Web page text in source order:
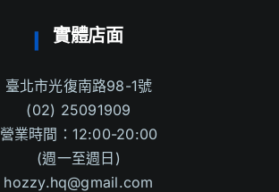
實體店面
臺北市光復南路98-1號
(02) 25091909
營業時間：12:00-20:00
(週一至週日)
hozzy.hq@gmail.com